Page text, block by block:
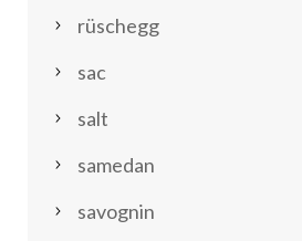
rüschegg
sac
salt
samedan
savognin